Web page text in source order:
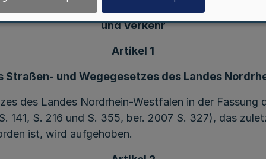
Ministeriums für Bauen, Wohnen,
und Verkehr
Artikel 1
Straßen- und Wegegesetzes des Landes
des Landes Nordrhein-Westfalen in der
141, S. 216 und S. 355, ber. 2007 S. 327), das
ist, wird aufgehoben.